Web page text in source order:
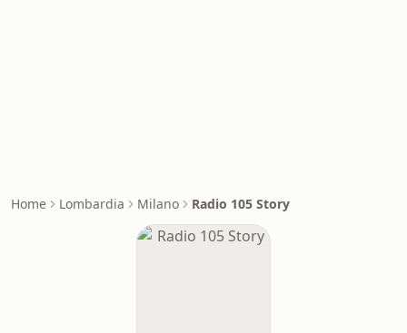
Home Lombardia Milano Radio 105 Story